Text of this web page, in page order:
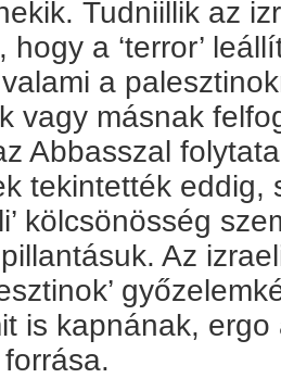
Tudniillik az
hogy a ‘terror’
a
vagy másnak
Abbasszal
tekintették eddig,
kölcsönösség
Az
is kapnának,